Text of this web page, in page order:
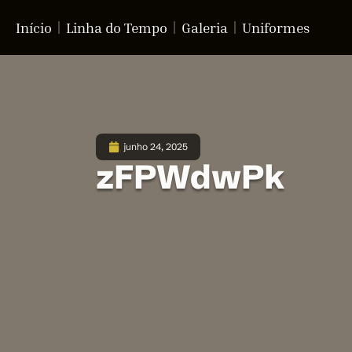
Início Linha do Tempo Galeria Uniformes
junho 24, 2025
zFPWdwPk